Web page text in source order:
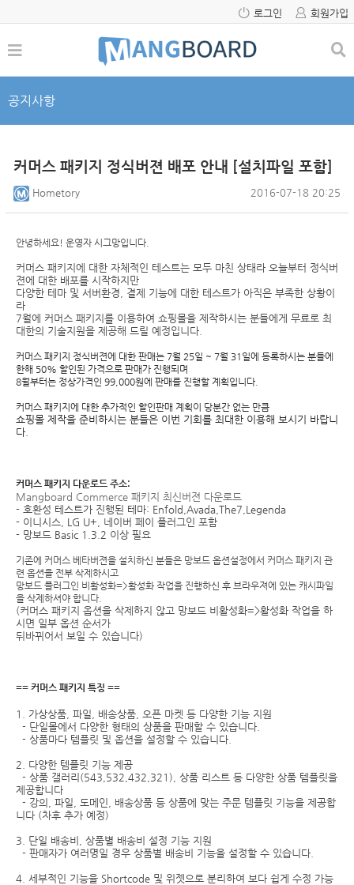
로그인 회원가입
공지사항
커머스 패키지 정식버젼 배포 안내 [설치파일 포함]
Hometory 2016-07-18 20:25
안녕하세요! 운영자 시그망입니다.
커머스 패키지에 대한 자체적인 테스트는 모두 마친 상태라 오늘부터 정식버
젼에 대한 배포를 시작하지만
다양한 테마 및 서버환경, 결제 기능에 대한 테스트가 아직은 부족한 상황이
라
7월에 커머스 패키지를 이용하여 쇼핑몰을 제작하시는 분들에게 무료로 최
대한의 기술지원을 제공해 드릴 예정입니다.
커머스 패키지 정식버젼에 대한 판매는 7월 25일 ~ 7월 31일에 등록하시는 분들에
한해 50% 할인된 가격으로 판매가 진행되며
8월부터는 정상가격인 99,000원에 판매를 진행할 계획입니다.
커머스 패키지에 대한 추가적인 할인판매 계획이 당분간 없는 만큼
쇼핑몰 제작을 준비하시는 분들은 이번 기회를 최대한 이용해 보시기 바랍니
다.
커머스 패키지 다운로드 주소:
Mangboard Commerce 패키지 최신버젼 다운로드
- 호환성 테스트가 진행된 테마: Enfold,Avada,The7,Legenda
- 이니시스, LG U+, 네이버 페이 플러그인 포함
- 망보드 Basic 1.3.2 이상 필요
기존에 커머스 베타버젼을 설치하신 분들은 망보드 옵션설정에서 커머스 패키지 관
련 옵션을 전부 삭제하시고
망보드 플러그인 비활성화=>활성화 작업을 진행하신 후 브라우져에 있는 캐시파일
을 삭제하셔야 합니다.
(커머스 패키지 옵션을 삭제하지 않고 망보드 비활성화=>활성화 작업을 하
시면 일부 옵션 순서가
뒤바뀌어서 보일 수 있습니다)
== 커머스 패키지 특징 ==
1. 가상상품, 파일, 배송상품, 오픈 마켓 등 다양한 기능 지원
- 단일몰에서 다양한 형태의 상품을 판매할 수 있습니다.
- 상품마다 템플릿 및 옵션을 설정할 수 있습니다.
2. 다양한 템플릿 기능 제공
- 상품 갤러리(543,532,432,321), 상품 리스트 등 다양한 상품 템플릿을
제공합니다
- 강의, 파일, 도메인, 배송상품 등 상품에 맞는 주문 템플릿 기능을 제공합
니다 (차후 추가 예정)
3. 단일 배송비, 상품별 배송비 설정 기능 지원
- 판매자가 여러명일 경우 상품별 배송비 기능을 설정할 수 있습니다.
4. 세부적인 기능을 Shortcode 및 위젯으로 분리하여 보다 쉽게 수정 가능